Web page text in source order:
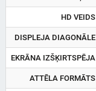
HD VEIDS
DISPLEJA DIAGONĀLE
EKRĀNA IZŠĶIRTSPĒJA
ATTĒLA FORMĀTS